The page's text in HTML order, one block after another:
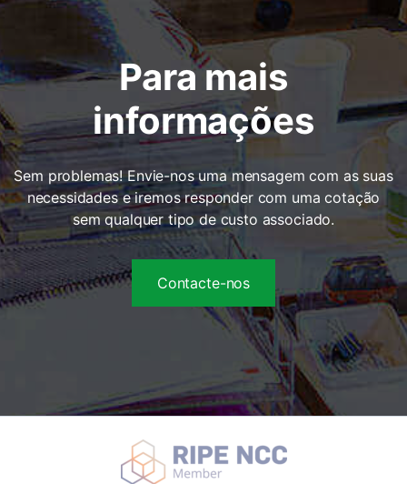
Para mais
informações
Sem problemas! Envie-nos uma mensagem com as suas
necessidades e iremos responder com uma cotação
sem qualquer tipo de custo associado.
Contacte-nos